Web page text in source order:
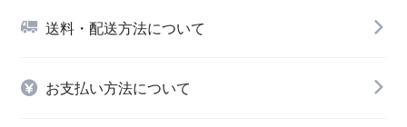
送料・配送方法について
お支払い方法について